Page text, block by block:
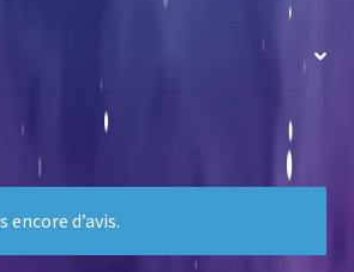
encore d’avis.